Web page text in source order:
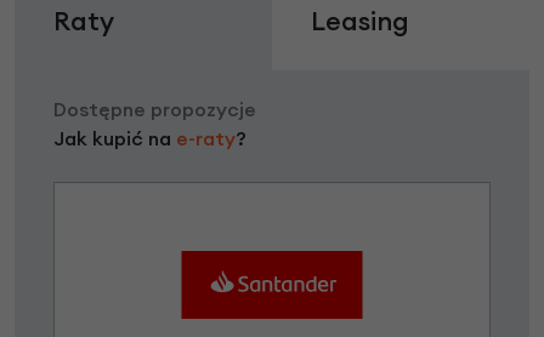
Raty Leasing
Dostępne propozycje
Jak kupić na e-raty?